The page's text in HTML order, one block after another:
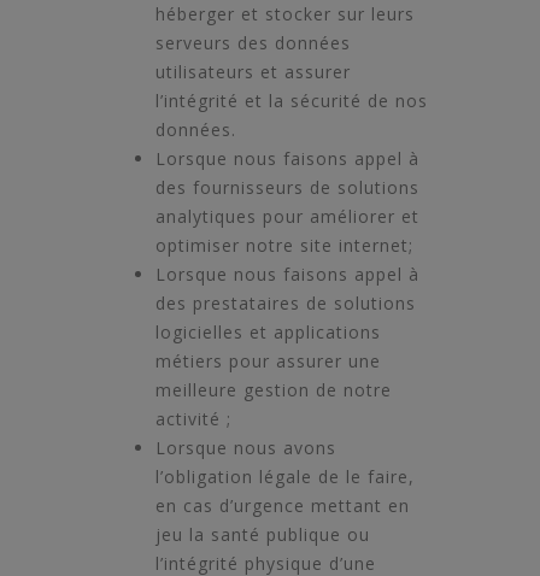
héberger et stocker sur leurs
serveurs des données
utilisateurs et assurer
l’intégrité et la sécurité de nos
données.
Lorsque nous faisons appel à
des fournisseurs de solutions
analytiques pour améliorer et
optimiser notre site internet;
Lorsque nous faisons appel à
des prestataires de solutions
logicielles et applications
métiers pour assurer une
meilleure gestion de notre
activité ;
Lorsque nous avons
l’obligation légale de le faire,
en cas d’urgence mettant en
jeu la santé publique ou
l’intégrité physique d’une